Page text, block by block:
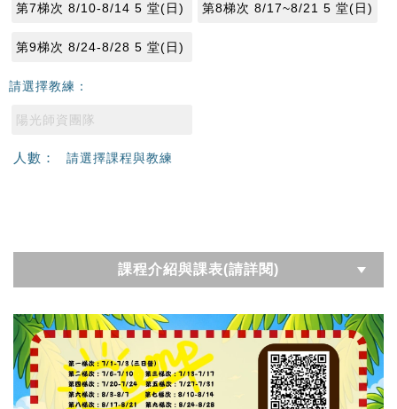
第7梯次 8/10-8/14 5 堂(日) 第8梯次 8/17~8/21 5 堂(日)
第9梯次 8/24-8/28 5 堂(日)
請選擇教練：
陽光師資團隊
人數： 請選擇課程與教練
課程介紹與課表(請詳閱)